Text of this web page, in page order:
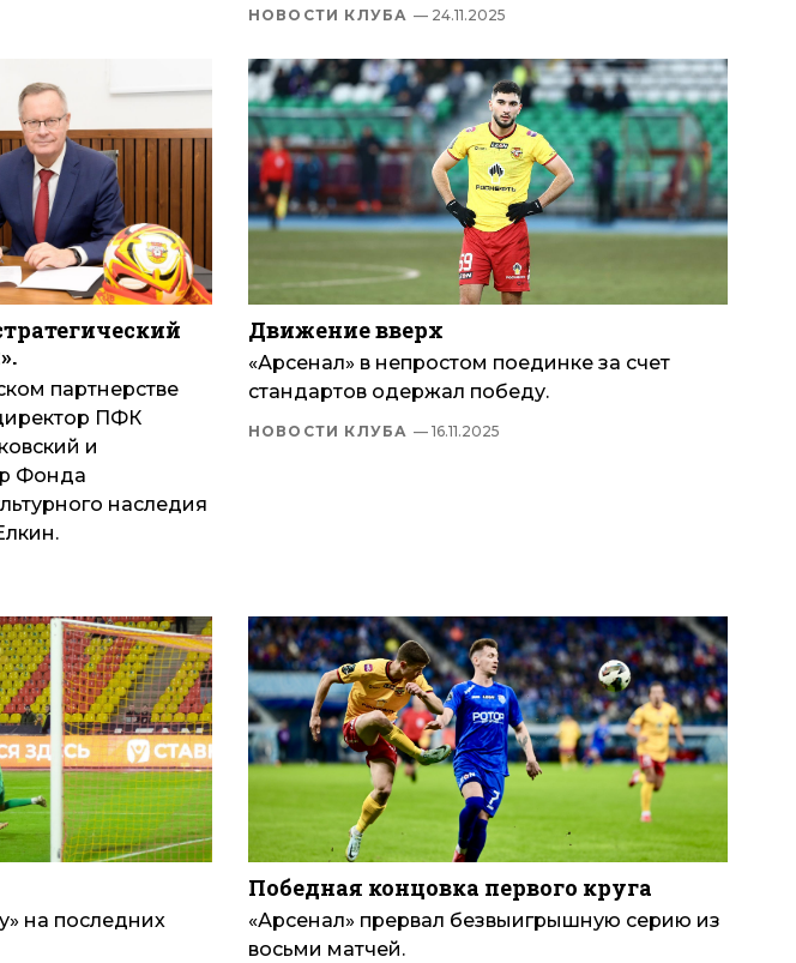
НОВОСТИ КЛУБА — 24.11.2025
партнерстве
ПФК
и
Фонда
наследия
Движение вверх
«Арсенал» в непростом поединке за счет
стандартов одержал победу.
НОВОСТИ КЛУБА — 16.11.2025
на последних
Победная концовка первого круга
«Арсенал» прервал безвыигрышную серию из
восьми матчей.